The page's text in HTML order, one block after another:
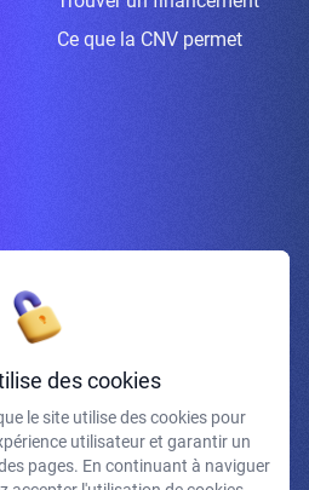
Ce que la CNV permet
à la newsletter
et confirme avoir pris connaissance de
et mentions légales.
des cookies
le site utilise des cookies pour
utilisateur et garantir un
pages. En continuant à naviguer